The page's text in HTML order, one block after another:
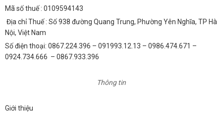
Mã số thuế : 0109594143
Địa chỉ Thuế : Số 938 đường Quang Trung, Phường Yên Nghĩa, TP Hà
Nội, Việt Nam
Số điện thoại: 0867.224.396 – 091993.12.13 – 0986.474.671 –
0924.734.666 – 0867.933.396
Thông tin
Giới thiệu